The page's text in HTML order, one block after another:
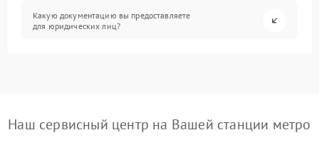
Какую документацию вы предоставляете
для юридических лиц?
Наш сервисный центр на Вашей станции метро